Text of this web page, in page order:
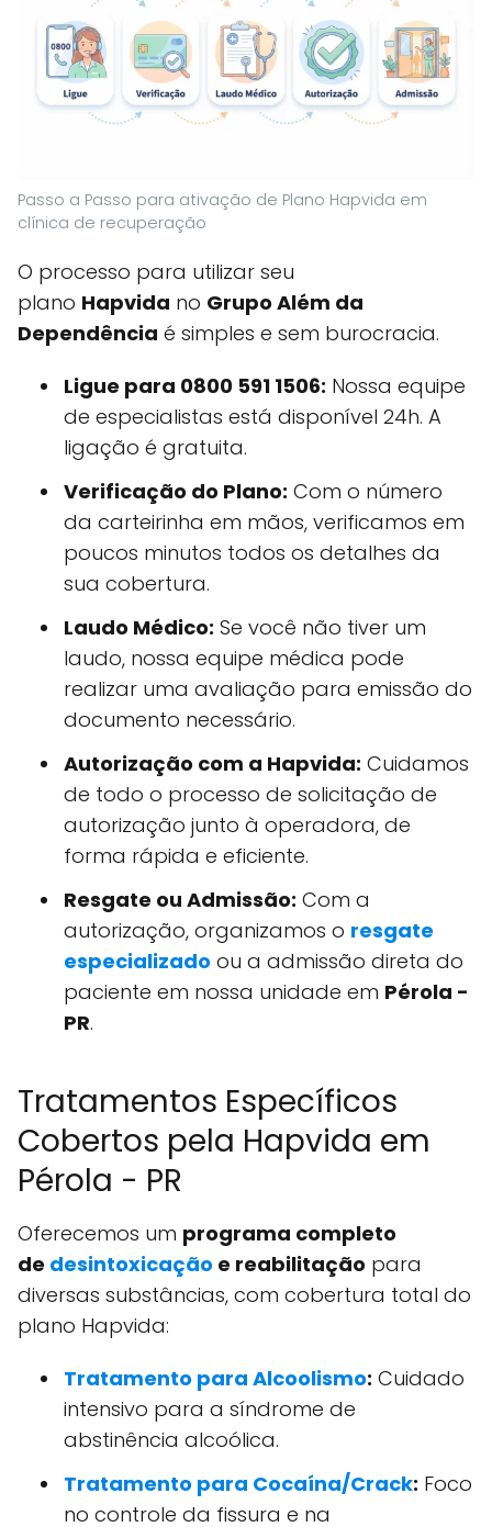
Passo a Passo para ativação de Plano Hapvida em
clínica de recuperação
O processo para utilizar seu
plano Hapvida no Grupo Além da
Dependência é simples e sem burocracia.
Ligue para 0800 591 1506: Nossa equipe
de especialistas está disponível 24h. A
ligação é gratuita.
Verificação do Plano: Com o número
da carteirinha em mãos, verificamos em
poucos minutos todos os detalhes da
sua cobertura.
Laudo Médico: Se você não tiver um
laudo, nossa equipe médica pode
realizar uma avaliação para emissão do
documento necessário.
Autorização com a Hapvida: Cuidamos
de todo o processo de solicitação de
autorização junto à operadora, de
forma rápida e eficiente.
Resgate ou Admissão: Com a
autorização, organizamos o resgate
especializado ou a admissão direta do
paciente em nossa unidade em Pérola -
PR.
Tratamentos Específicos
Cobertos pela Hapvida em
Pérola - PR
Oferecemos um programa completo
de desintoxicação e reabilitação para
diversas substâncias, com cobertura total do
plano Hapvida:
Tratamento para Alcoolismo: Cuidado
intensivo para a síndrome de
abstinência alcoólica.
Tratamento para Cocaína/Crack: Foco
no controle da fissura e na